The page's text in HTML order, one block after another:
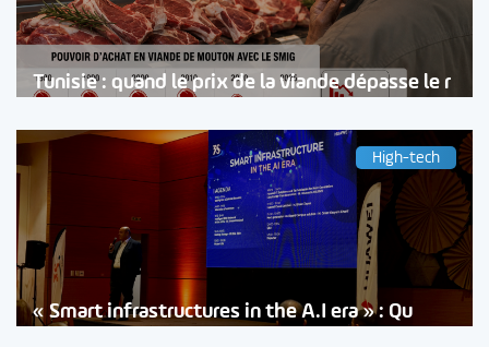
Tunisie : quand le prix de la viande dépasse le r
High-tech
« Smart infrastructures in the A.I era » : Qu